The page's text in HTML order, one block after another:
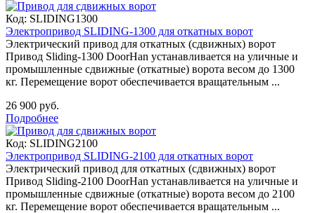
Код: SLIDING1300
Электропривод SLIDING-1300 для откатных ворот
Электрический привод для откатных (сдвижных) ворот
Привод Sliding-1300 DoorHan устанавливается на уличные и
промышленные сдвижные (откатные) ворота весом до 1300
кг. Перемещение ворот обеспечивается вращательным ...
26 900 руб.
Подробнее
Код: SLIDING2100
Электропривод SLIDING-2100 для откатных ворот
Электрический привод для откатных (сдвижных) ворот
Привод Sliding-2100 DoorHan устанавливается на уличные и
промышленные сдвижные (откатные) ворота весом до 2100
кг. Перемещение ворот обеспечивается вращательным ...